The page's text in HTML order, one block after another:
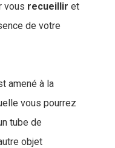
vous recueillir et
de votre
amené à la
vous pourrez
tube de
objet